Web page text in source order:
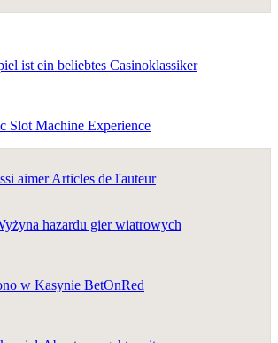
ist ein beliebtes Casinoklassiker
Slot Machine Experience
aimer Articles de l'auteur
hazardu gier wiatrowych
w Kasynie BetOnRed